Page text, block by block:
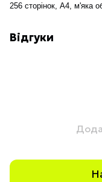
256 сторінок, А4, м'яка
Відгуки